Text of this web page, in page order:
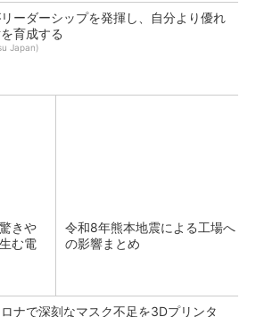
ーダーシップを発揮し、自分より優れ
育成する
Japan)
きや
む電
令和8年熊本地震による工場へ
の影響まとめ
ナで深刻なマスク不足を3Dプリンタ